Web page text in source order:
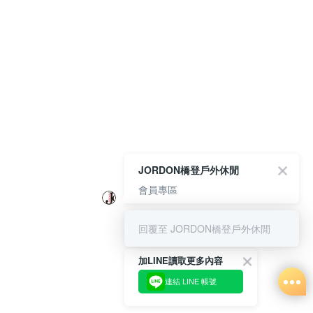
加LINE讀取更多內容
連結 LINE 帳號
JORDON橋登戶外休閒
會員專區
回覆至 JORDON橋登戶外休閒